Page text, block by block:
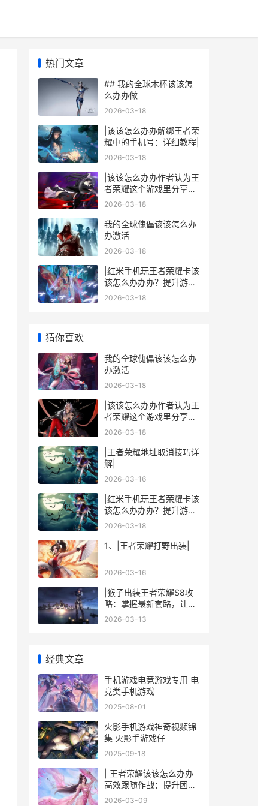
热门文章
## 我的全球木棒该该怎
么办办做
2026-03-18
|该该怎么办办解绑王者荣
耀中的手机号：详细教程|
2026-03-18
|该该怎么办办作者认为王
者荣耀这个游戏里分享链
接：详细玩法与技巧|
2026-03-18
我的全球傀儡该该怎么办
办激活
2026-03-18
|红米手机玩王者荣耀卡该
该怎么办办办？提升游戏
流畅度的技巧与解决方案|
2026-03-18
猜你喜欢
我的全球傀儡该该怎么办
办激活
2026-03-18
|该该怎么办办作者认为王
者荣耀这个游戏里分享链
接：详细玩法与技巧|
2026-03-18
|王者荣耀地址取消技巧详
解|
2026-03-16
|红米手机玩王者荣耀卡该
该怎么办办办？提升游戏
流畅度的技巧与解决方案|
2026-03-18
1、|王者荣耀打野出装|
2026-03-16
|猴子出装王者荣耀S8攻
略：掌握最新套路，让你
登顶王者|
2026-03-13
经典文章
手机游戏电竞游戏专用 电
竞类手机游戏
2025-08-01
火影手机游戏神奇视频锦
集 火影手游戏仔
2025-09-18
| 王者荣耀该该怎么办办
高效跟随作战：提升团队
协作技巧
2026-03-09